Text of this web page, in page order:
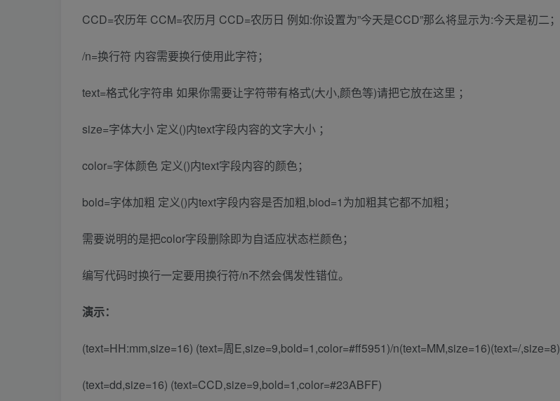
CCD=农历年 CCM=农历月 CCD=农历日 例如:你设置为”今天是CCD”那么将显示为:今天是初二；
/n=换行符 内容需要换行使用此字符；
text=格式化字符串 如果你需要让字符带有格式(大小,颜色等)请把它放在这里 ；
size=字体大小 定义()内text字段内容的文字大小 ；
color=字体颜色 定义()内text字段内容的颜色；
bold=字体加粗 定义()内text字段内容是否加粗,blod=1为加粗其它都不加粗；
需要说明的是把color字段删除即为自适应状态栏颜色；
编写代码时换行一定要用换行符/n不然会偶发性错位。
演示：
(text=HH:mm,size=16) (text=周E,size=9,bold=1,color=#ff5951)/n(text=MM,size=16)(text=/,size=8)
(text=dd,size=16) (text=CCD,size=9,bold=1,color=#23ABFF)